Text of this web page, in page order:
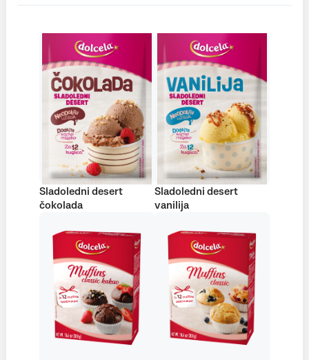
Sladoledni desert
čokolada
Sladoledni desert
vanilija